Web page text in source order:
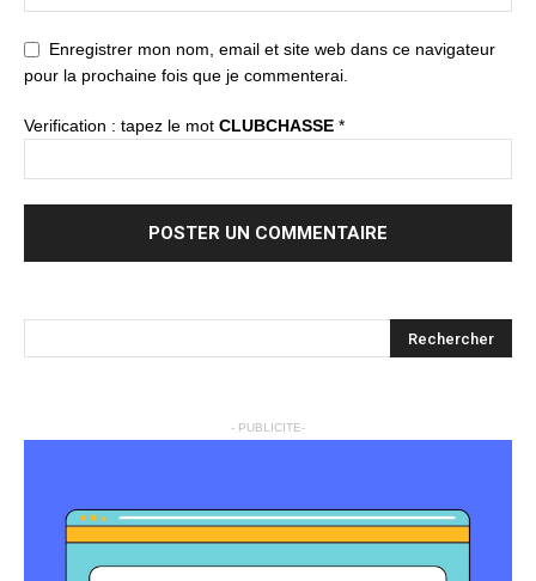
Enregistrer mon nom, email et site web dans ce navigateur
pour la prochaine fois que je commenterai.
Verification : tapez le mot CLUBCHASSE *
- PUBLICITE-